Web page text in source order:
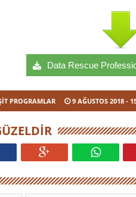
Data Rescue
PROGRAMLAR 9 AĞUSTOS 2018 -